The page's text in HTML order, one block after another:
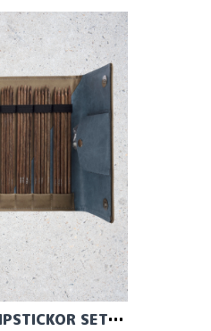
GINGER STRUMPSTICKOR SET 20CM